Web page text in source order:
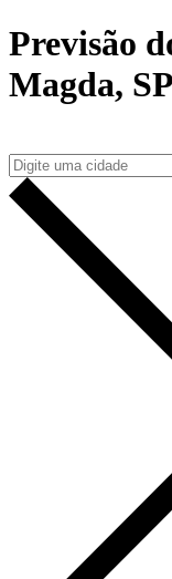
Previsão
Magda, SP